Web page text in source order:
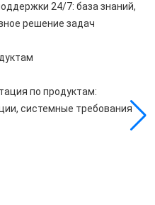
24/7: база знаний,
решение задач
по продуктам:
системные требования